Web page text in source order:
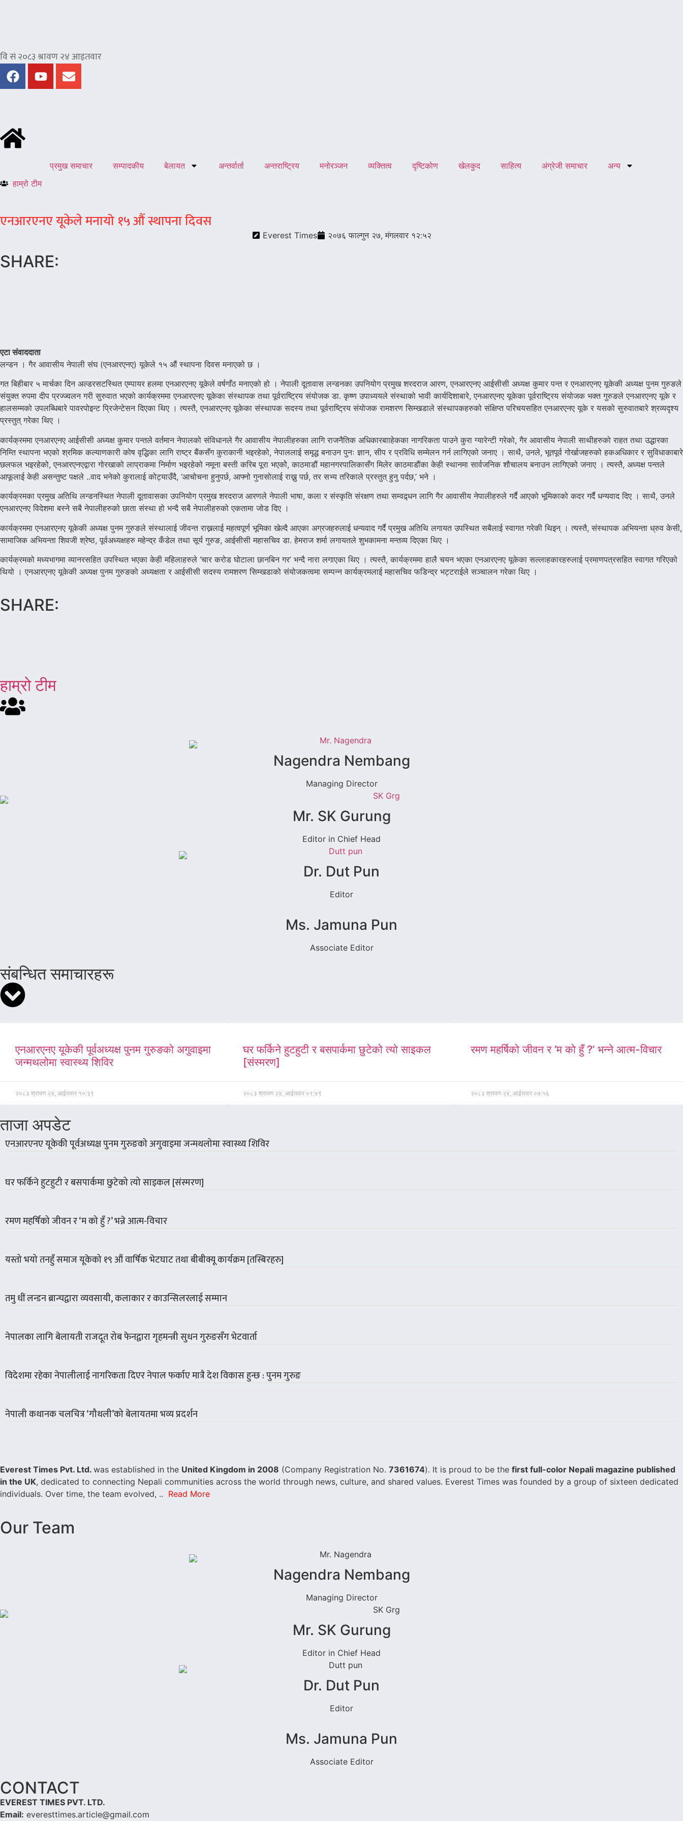
प्रमुख समाचार सम्पादकीय बेलायत अन्तर्वार्ता अन्तराष्ट्रिय मनोरञ्जन व्यक्तित्व दृष्टिकोण खेलकुद साहित्य अंग्रेजी समाचार
अन्य
हाम्रो टीम
एनआरएनए यूकेले मनायो १५ औं स्थापना दिवस
Everest Times २०७६ फाल्गुन २७, मंगलवार १२:५२
SHARE:
एटा संवाददाता
लन्डन । गैर आवासीय नेपाली संघ (एनआरएनए) यूकेले १५ औं स्थापना दिवस मनाएको छ ।
गत बिहीबार ५ मार्चका दिन अल्डरसटस्थित एम्पायर हलमा एनआरएनए यूकेले वर्षगाँठ मनाएको हो । नेपाली दूतावास लन्डनका उपनियोग प्रमुख शरदराज आरण, एनआरएनए आईसीसी अध्यक्ष कुमार पन्त र एनआरएनए यूकेकी अध्यक्ष पुनम गुरुङले
संयुक्त रुपमा दीप प्रज्ज्वलन गरी सुरुवात भएको कार्यक्रममा एनआरएनए यूकेका संस्थापक तथा पूर्वराष्ट्रिय संयोजक डा. कृष्ण उपाध्ययले संस्थाको भावी कार्यदिशाबारे, एनआरएनए यूकेका पूर्वराष्ट्रिय संयोजक भक्त गुरुङले एनआरएनए यूके र
हालसम्मको उपलब्धिबारे पावरपोइन्ट प्रिजेन्टेसन दिएका थिए । त्यस्तै, एनआरएनए यूकेका संस्थापक सदस्य तथा पूर्वराष्ट्रिय संयोजक रामशरण सिम्खडाले संस्थापकहरुको संक्षिप्त परिचयसहित एनआरएनए यूके र यसको सुरुवातबारे श्रव्यदृश्य
प्रस्तुत् गरेका थिए ।
कार्यक्रममा एनआरएनए आईसीसी अध्यक्ष कुमार पन्तले वर्तमान नेपालको संविधानले गैर आवासीय नेपालीहरुका लागि राजनैतिक अधिकारबााहेकका नागरिकता पाउने कुरा ग्यारेन्टी गरेको, गैर आवासीय नेपाली साथीहरुको राहत तथा उद्धारका
निम्ति स्थापना भएको श्रमिक कल्याणकारी कोष वृद्धिका लागि राष्ट्र बैंकसँग कुराकानी भइरहेको, नेपाललाई समृद्ध बनाउन पुनः ज्ञान, सीप र प्रविधि सम्मेलन गर्न लागिएको जनाए । साथै, उनले, भूतपूर्व गोर्खाजहरुको हकअधिकार र सुविधाकाबारे
छलफल भइरहेको, एनआरएनएद्वारा गोरखाको लाप्राकमा निर्माण भइरहेको नमूना बस्ती करिब पूरा भएकोे, काठमाडौं महानगरपालिकासँग मिलेर काठमाडौंका केही स्थानमा सार्वजनिक शौचालय बनाउन लागिएको जनाए । त्यस्तै, अध्यक्ष पन्तले
आफूलाई केही असन्तुष्ट पक्षले ..वाद भनेको कुरालाई कोट्याउँदै, ‘आचोचना हुनुपर्छ, आफ्नो गुनासोलाई राख्नु पर्छ, तर सभ्य तरिकाले प्रस्तुत् हुनु पर्दछ,’ भने ।
कार्यक्रमका प्रमुख अतिथि लन्डनस्थित नेपाली दूतावासका उपनियोग प्रमुख शरदराज आरणले नेपाली भाषा, कला र संस्कृति संरक्षण तथा सम्वद्र्धन लागि गैर आवासीय नेपालीहरुले गर्दै आएको भूमिकाको कदर गर्दै धन्यवाद दिए । साथै, उनले
एनआरएनए विदेशमा बस्ने सबै नेपालीहरुको छाता संस्था हो भन्दै सबै नेपालीहरुको एकतामा जोड दिए ।
कार्यक्रममा एनआरएनए यूकेकी अध्यक्ष पुनम गुरुङले संस्थालाई जीवन्त राख्नलाई महत्वपूर्ण भूमिका खेल्दै आएका अग्रजहरुलाई धन्यवाद गर्दै प्रमुख अतिथि लगायत उपस्थित सबैलाई स्वागत गरेकी थिइन् । त्यस्तै, संस्थापक अभियन्ता ध्रुव केसी,
सामाजिक अभियन्ता शिवजी श्रेष्ठ, पूर्वअध्यक्षहरु महेन्द्र कँडेल तथा सूर्य गुरुङ, आईसीसी महासचिव डा. हेमराज शर्मा लगायतले शुभकामना मन्तव्य दिएका थिए ।
कार्यक्रमको मध्यभागमा व्यानरसहित उपस्थित भएका केही महिलाहरुले ‘चार करोड घोटाला छानबिन गर’ भन्दै नारा लगाएका थिए । त्यस्तै, कार्यक्रममा हालै चयन भएका एनआरएनए यूकेका सल्लाहकारहरुलाई प्रमाणपत्रसहित स्वागत गरिएको
थियो । एनआरएनए यूकेकी अध्यक्ष पुनम गुरुङको अध्यक्षता र आईसीसी सदस्य रामशरण सिम्खडाको संयोजकत्वमा सम्पन्न कार्यक्रमलाई महासचिव फडिन्द्र भट्टराईले सञ्चालन गरेका थिए ।
SHARE:
हाम्रो टीम
Nagendra Nembang
Managing Director
Mr. SK Gurung
Editor in Chief Head
Dr. Dut Pun
Editor
Ms. Jamuna Pun
Associate Editor
संबन्धित समाचारहरू
एनआरएनए यूकेकी पूर्वअध्यक्ष पुनम गुरुङको अगुवाइमा
जन्मथलोमा स्वास्थ्य शिविर
२०८३ श्रावण २४, आईतवार १०:३९
घर फर्किने हुटहुटी र बसपार्कमा छुटेको त्यो साइकल
[संस्मरण]
२०८३ श्रावण २४, आईतवार ०९:४९
रमण महर्षिको जीवन र ‘म को हुँ ?’ भन्ने आत्म-विचार
२०८३ श्रावण २४, आईतवार ०७:५६
ताजा अपडेट
एनआरएनए यूकेकी पूर्वअध्यक्ष पुनम गुरुङको अगुवाइमा जन्मथलोमा स्वास्थ्य शिविर
घर फर्किने हुटहुटी र बसपार्कमा छुटेको त्यो साइकल [संस्मरण]
रमण महर्षिको जीवन र ‘म को हुँ ?’ भन्ने आत्म-विचार
यस्तो भयो तनहुँ समाज यूकेको १९ औं वार्षिक भेटघाट तथा बीबीक्यू कार्यक्रम [तस्बिरहरु]
तमु धीं लन्डन ब्रान्चद्वारा व्यवसायी, कलाकार र काउन्सिलरलाई सम्मान
नेपालका लागि बेलायती राजदूत रोब फेनद्वारा गृहमन्त्री सुधन गुरुङसँग भेटवार्ता
विदेशमा रहेका नेपालीलाई नागरिकता दिएर नेपाल फर्काए मात्रै देश विकास हुन्छ : पुनम गुरुङ
नेपाली कथानक चलचित्र ‘गौथली’को बेलायतमा भव्य प्रदर्शन
Everest Times Pvt. Ltd. was established in the United Kingdom in 2008 (Company Registration No. 7361674). It is proud to be the first full-color Nepali magazine published
in the UK, dedicated to connecting Nepali communities across the world through news, culture, and shared values. Everest Times was founded by a group of sixteen dedicated
individuals. Over time, the team evolved, .. Read More
Our Team
Nagendra Nembang
Managing Director
Mr. SK Gurung
Editor in Chief Head
Dr. Dut Pun
Editor
Ms. Jamuna Pun
Associate Editor
CONTACT
EVEREST TIMES PVT. LTD.
Email: everesttimes.article@gmail.com